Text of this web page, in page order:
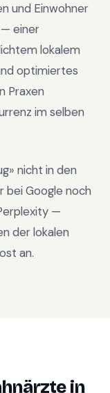
und Einwohner
einer
lokalem
optimiertes
Praxen
im selben
» nicht in den
Google noch
—
der lokalen
an.
in